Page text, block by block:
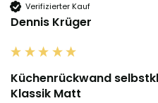
Verifizierter Kauf
Dennis Krüger
Küchenrückwand
Klassik Matt